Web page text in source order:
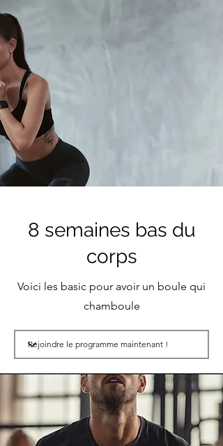
8 semaines bas du
corps
Voici les basic pour avoir un boule qui
chamboule